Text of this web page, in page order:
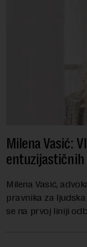
Milena Vasić:
entuzijastičnih
Milena Vasić,
pravnika za ljudska
se na prvoj liniji